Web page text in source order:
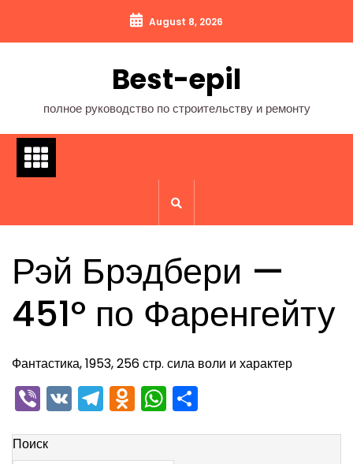
содержимому
August 8, 2026
Best-epil
полное руководство по строительству и ремонту
Рэй Брэдбери —
451° по Фаренгейту
Фантастика, 1953, 256 стр. сила воли и характер
Viber
VKTelegram
Odnoklassniki
WhatsApp
Поиск